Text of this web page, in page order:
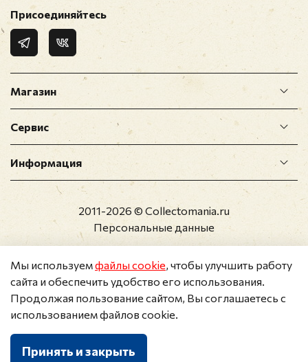
Магазин
Сервис
Информация
Присоединяйтесь
2011-2026 © Collectomania.ru
Персональные данные
Мы используемфайлы cookie, чтобы улучшить работу
сайта и обеспечить удобство его использования.
Продолжая пользование сайтом, Вы соглашаетесь с
использованием файлов cookie.
Принять и закрыть